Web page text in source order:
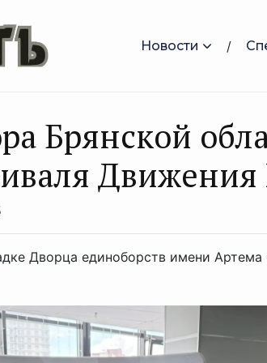
Новости
Брянской
Дворца единоборств имени Артема